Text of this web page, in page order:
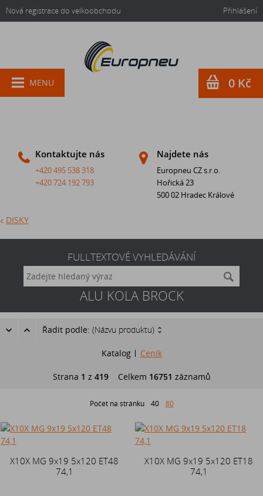
Nová registrace do velkoobchodu Přihlášení
Kontaktujte nás
+420 495 538 318
+420 724 192 793
Najdete nás
Europneu CZ s.r.o.
Hořická 23
500 02 Hradec Králové
MENU 0 Kč
DISKY
FULLTEXTOVÉ VYHLEDÁVÁNÍ
ALU KOLA BROCK
Řadit podle: (Názvu produktu)
Katalog Ceník
Strana 1 z 419Celkem 16751 záznamů
Počet na stránku 40 80
X10X MG 9x19 5x120 ET48
74,1
X10X MG 9x19 5x120 ET18
74,1